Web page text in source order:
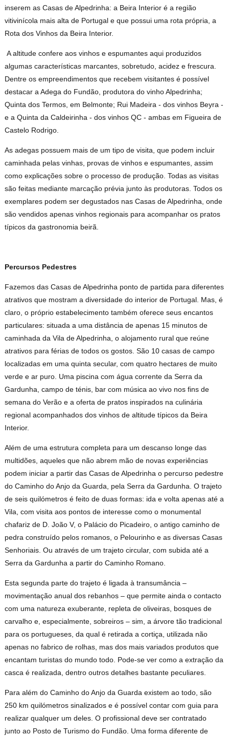
inserem as Casas de Alpedrinha: a Beira Interior é a região
vitivinícola mais alta de Portugal e que possui uma rota própria, a
Rota dos Vinhos da Beira Interior.
A altitude confere aos vinhos e espumantes aqui produzidos
algumas características marcantes, sobretudo, acidez e frescura.
Dentre os empreendimentos que recebem visitantes é possível
destacar a Adega do Fundão, produtora do vinho Alpedrinha;
Quinta dos Termos, em Belmonte; Rui Madeira - dos vinhos Beyra -
e a Quinta da Caldeirinha - dos vinhos QC - ambas em Figueira de
Castelo Rodrigo.
As adegas possuem mais de um tipo de visita, que podem incluir
caminhada pelas vinhas, provas de vinhos e espumantes, assim
como explicações sobre o processo de produção. Todas as visitas
são feitas mediante marcação prévia junto às produtoras. Todos os
exemplares podem ser degustados nas Casas de Alpedrinha, onde
são vendidos apenas vinhos regionais para acompanhar os pratos
típicos da gastronomia beirã.
Percursos Pedestres
Fazemos das Casas de Alpedrinha ponto de partida para diferentes
atrativos que mostram a diversidade do interior de Portugal. Mas, é
claro, o próprio estabelecimento também oferece seus encantos
particulares: situada a uma distância de apenas 15 minutos de
caminhada da Vila de Alpedrinha, o alojamento rural que reúne
atrativos para férias de todos os gostos. São 10 casas de campo
localizadas em uma quinta secular, com quatro hectares de muito
verde e ar puro. Uma piscina com água corrente da Serra da
Gardunha, campo de ténis, bar com música ao vivo nos fins de
semana do Verão e a oferta de pratos inspirados na culinária
regional acompanhados dos vinhos de altitude típicos da Beira
Interior.
Além de uma estrutura completa para um descanso longe das
multidões, aqueles que não abrem mão de novas experiências
podem iniciar a partir das Casas de Alpedrinha o percurso pedestre
do Caminho do Anjo da Guarda, pela Serra da Gardunha. O trajeto
de seis quilómetros é feito de duas formas: ida e volta apenas até a
Vila, com visita aos pontos de interesse como o monumental
chafariz de D. João V, o Palácio do Picadeiro, o antigo caminho de
pedra construído pelos romanos, o Pelourinho e as diversas Casas
Senhoriais. Ou através de um trajeto circular, com subida até a
Serra da Gardunha a partir do Caminho Romano.
Esta segunda parte do trajeto é ligada à transumância –
movimentação anual dos rebanhos – que permite ainda o contacto
com uma natureza exuberante, repleta de oliveiras, bosques de
carvalho e, especialmente, sobreiros – sim, a árvore tão tradicional
para os portugueses, da qual é retirada a cortiça, utilizada não
apenas no fabrico de rolhas, mas dos mais variados produtos que
encantam turistas do mundo todo. Pode-se ver como a extração da
casca é realizada, dentro outros detalhes bastante peculiares.
Para além do Caminho do Anjo da Guarda existem ao todo, são
250 km quilómetros sinalizados e é possível contar com guia para
realizar qualquer um deles. O profissional deve ser contratado
junto ao Posto de Turismo do Fundão. Uma forma diferente de